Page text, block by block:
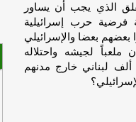
الذي يجب أن يساور
فرضية حرب إسرائيلية
بعضهم بعضا والإسرائيلي
لجيشه واحتلاله
واعتداءاته، خصوصاً إفراغ القرى الحدودية بتهجير 100 ألف لبناني خارج مدنهم